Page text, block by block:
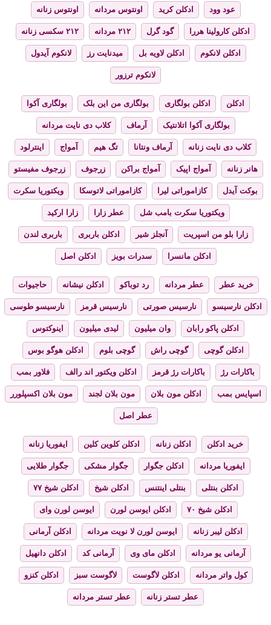
عود وود ادکلن کرید اونتوس مردانه اونتوس زنانه
ادکلن کارولینا هررا گود گرل ۲۱۲ مردانه ۲۱۲ سکسی زنانه
ادکلن لانکوم ادکلن لاویه بل میدنایت رز لانکوم آیدول
لانکوم ترزور
ادکلن ادکلن بولگاری بولگاری من این بلک بولگاری آکوا
بولگاری آکوا اتلانتیک آرماف کلاب دی نایت مردانه
کلاب دی نایت زنانه آرماف ونتانا تگ هیم آمواج اینترلود
هانر زنانه آمواج اپیک آمواج براکن زرجوف زرجوف مفیستو
بوکت آیدل کازاموراتی لیرا کازاموراتی لاتوسکا ویکتوریا سکرت
ویکتوریا سکرت بامب شل عطر زارا زارا ارکید
زارا بلو من اسپریت آنجلز شیر ادکلن باربری باربری لندن
ادکلن مانسرا سدرات بویز ادکلن اصل
خرید عطر عطر مردانه رد توباکو ادکلن نیشانه حاجیوات
ادکلن نارسیسو نارسیس صورتی نارسیس قرمز نارسیسو طوسی
ادکلن پاکو رابان وان میلیون لیدی میلیون اینوکتوس
ادکلن گوچی گوچی راش گوچی بلوم ادکلن هوگو بوس
باکارات رژ باکارات رژ قرمز ادکلن ویکتور اند رالف فلاور بمب
اسپایس بمب ادکلن مون بلان مون بلان لجند مون بلان اکسپلورر
عطر اصل
خرید ادکلن ادکلن زنانه ادکلن کلوین کلین ایفوریا زنانه
ایفوریا مردانه ادکلن جگوار جگوار مشکی جگوار طلایی
ادکلن بنتلی بنتلی اینتنس ادکلن شیخ ادکلن شیخ ۷۷
ادکلن شیخ ۷۰ ادکلن ایوسن لورن ایوسن لورن وای
ادکلن لیبر زنانه ایوسن لورن لا نویت مردانه ادکلن آرمانی
آرمانی یو مردانه ادکلن مای وی آرمانی کد ادکلن دانهیل
کول واتر مردانه ادکلن لاگوست لاگوست سبز ادکلن کنزو
عطر تستر زنانه عطر تستر مردانه